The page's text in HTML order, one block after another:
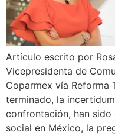
Artículo escrito por
Vicepresidenta de
Coparmex vía Reforma
terminado, la
confrontación, han
social en México, la